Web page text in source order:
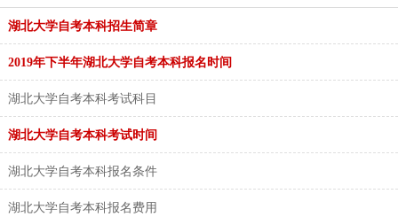
湖北大学自考本科招生简章
2019年下半年湖北大学自考本科报名时间
湖北大学自考本科考试科目
湖北大学自考本科考试时间
湖北大学自考本科报名条件
湖北大学自考本科报名费用